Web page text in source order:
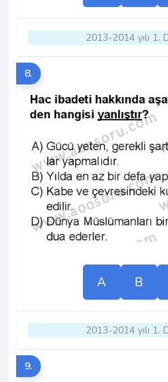
2013-2014 yılı 1.
8.
A B
2013-2014 yılı 1.
9.